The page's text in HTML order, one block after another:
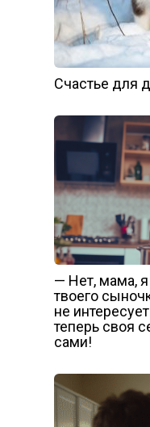
Счастье для
— Нет, мама, я
твоего
не
теперь своя
сами!